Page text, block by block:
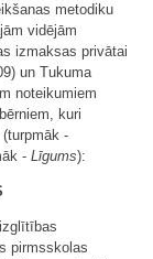
metodiku
vidējām
izmaksas privātai
un Tukuma
noteikumiem
kuri
-
- Līgums):
pirmsskolas